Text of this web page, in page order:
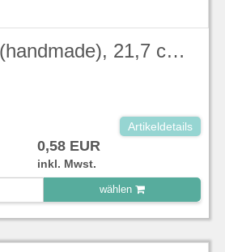
Coupe Teller (handmade), 21,7 cm, Evolve, Duck Egg Blue Stonecast - Churchill
Artikeldetails
0,58 EUR
inkl. Mwst.
wählen
hinzugefügt.